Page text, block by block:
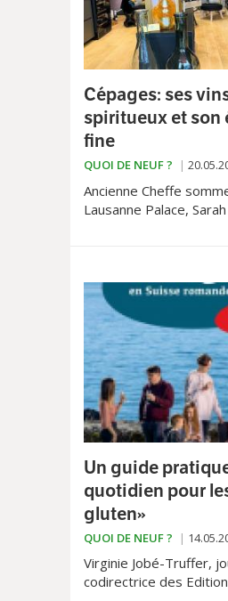
Cépages: ses
spiritueux et son
fine
QUOI DE NEUF ?
Ancienne Cheffe
Lausanne Palace,
Un guide
quotidien pour
gluten»
QUOI DE NEUF ?
Virginie Jobé-Truffer,
codirectrice des